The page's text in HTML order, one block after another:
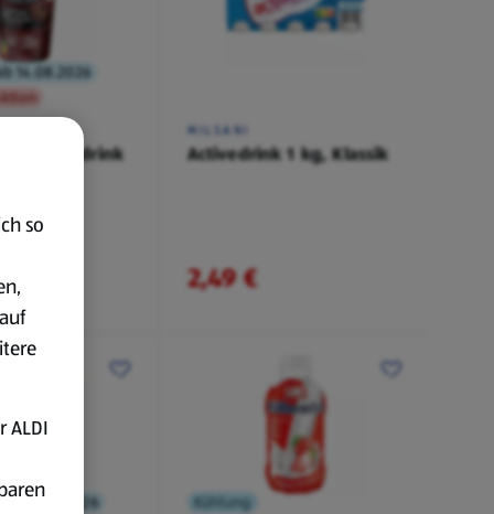
14.08.2026
Kaffeedrink
MILSANI
Activedrink 1 kg, Klassik
2,49 €
07.08.2026
Kühlung
so
ALDI